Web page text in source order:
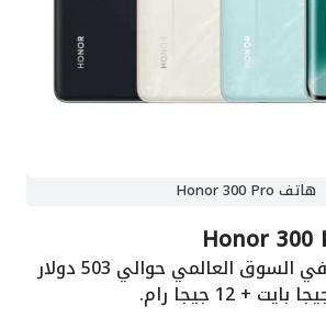
هاتف Honor 300 Pro
سعر الهاتف في السوق العالمي حوالي 503 دولار